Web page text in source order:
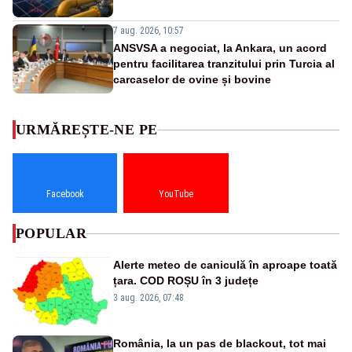
7 aug. 2026, 10:57
ANSVSA a negociat, la Ankara, un acord
pentru facilitarea tranzitului prin Turcia al
carcaselor de ovine și bovine
URMĂREȘTE-NE PE
Facebook YouTube
POPULAR
Alerte meteo de caniculă în aproape toată
țara. COD ROȘU în 3 județe
3 aug. 2026, 07:48
România, la un pas de blackout, tot mai